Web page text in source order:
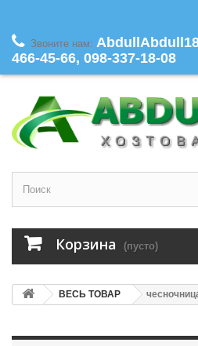
Звоните нам:
466-45-66, 098-337-18-08
Корзина (пусто)
ВЕСЬ ТОВАР